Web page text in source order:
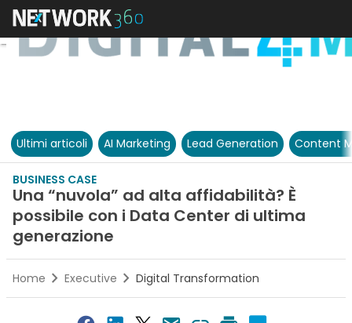
Ultimi articoli AI Marketing Lead Generation Content
BUSINESS CASE
Una “nuvola” ad alta affidabilità? È
possibile con i Data Center di ultima
generazione
Home Executive Digital Transformation